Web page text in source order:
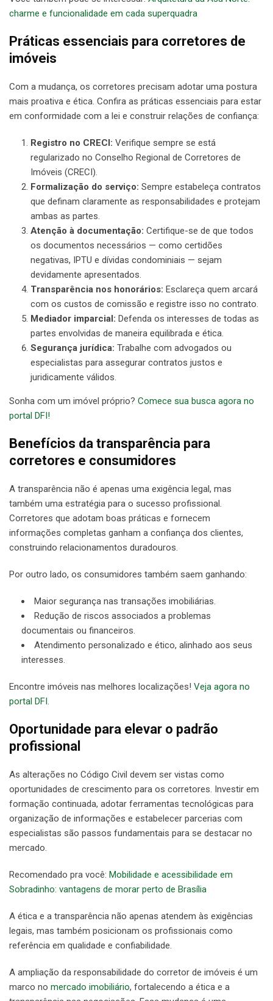
charme e funcionalidade em cada superquadra
Práticas essenciais para corretores de
imóveis
Com a mudança, os corretores precisam adotar uma postura
mais proativa e ética. Confira as práticas essenciais para estar
em conformidade com a lei e construir relações de confiança:
Registro no CRECI: Verifique sempre se está
regularizado no Conselho Regional de Corretores de
Imóveis (CRECI).
Formalização do serviço: Sempre estabeleça contratos
que definam claramente as responsabilidades e protejam
ambas as partes.
Atenção à documentação: Certifique-se de que todos
os documentos necessários — como certidões
negativas, IPTU e dívidas condominiais — sejam
devidamente apresentados.
Transparência nos honorários: Esclareça quem arcará
com os custos de comissão e registre isso no contrato.
Mediador imparcial: Defenda os interesses de todas as
partes envolvidas de maneira equilibrada e ética.
Segurança jurídica: Trabalhe com advogados ou
especialistas para assegurar contratos justos e
juridicamente válidos.
Sonha com um imóvel próprio? Comece sua busca agora no
portal DFI!
Benefícios da transparência para
corretores e consumidores
A transparência não é apenas uma exigência legal, mas
também uma estratégia para o sucesso profissional.
Corretores que adotam boas práticas e fornecem
informações completas ganham a confiança dos clientes,
construindo relacionamentos duradouros.
Por outro lado, os consumidores também saem ganhando:
Maior segurança nas transações imobiliárias.
Redução de riscos associados a problemas
documentais ou financeiros.
Atendimento personalizado e ético, alinhado aos seus
interesses.
Encontre imóveis nas melhores localizações! Veja agora no
portal DFI.
Oportunidade para elevar o padrão
profissional
As alterações no Código Civil devem ser vistas como
oportunidades de crescimento para os corretores. Investir em
formação continuada, adotar ferramentas tecnológicas para
organização de informações e estabelecer parcerias com
especialistas são passos fundamentais para se destacar no
mercado.
Recomendado pra você: Mobilidade e acessibilidade em
Sobradinho: vantagens de morar perto de Brasília
A ética e a transparência não apenas atendem às exigências
legais, mas também posicionam os profissionais como
referência em qualidade e confiabilidade.
A ampliação da responsabilidade do corretor de imóveis é um
marco no mercado imobiliário, fortalecendo a ética e a